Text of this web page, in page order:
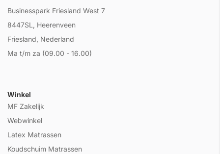
Businesspark Friesland West 7
8447SL, Heerenveen
Friesland, Nederland
Ma t/m za (09.00 - 16.00)
Winkel
MF Zakelijk
Webwinkel
Latex Matrassen
Koudschuim Matrassen